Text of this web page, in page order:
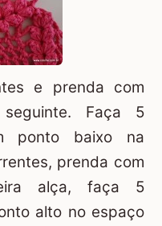
e prenda com
Faça 5
ponto baixo na
prenda com
alça, faça 5
alto no espaço